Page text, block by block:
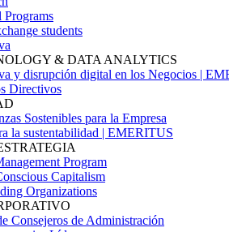
Programs
students
& DATA ANALYTICS
y disrupción digital en los Negocios |
Directivos
Sostenibles para la Empresa
la sustentabilidad | EMERITUS
Program
Capitalism
Organizations
Consejeros de Administración